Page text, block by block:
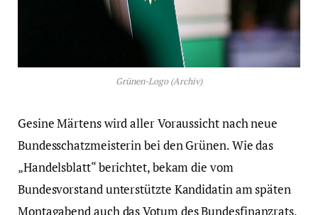
Grünen-Logo (Archiv)
Gesine Märtens wird aller Voraussicht nach neue
Bundesschatzmeisterin bei den Grünen. Wie das
„Handelsblatt“ berichtet, bekam die vom
Bundesvorstand unterstützte Kandidatin am späten
Montagabend auch das Votum des Bundesfinanzrats.